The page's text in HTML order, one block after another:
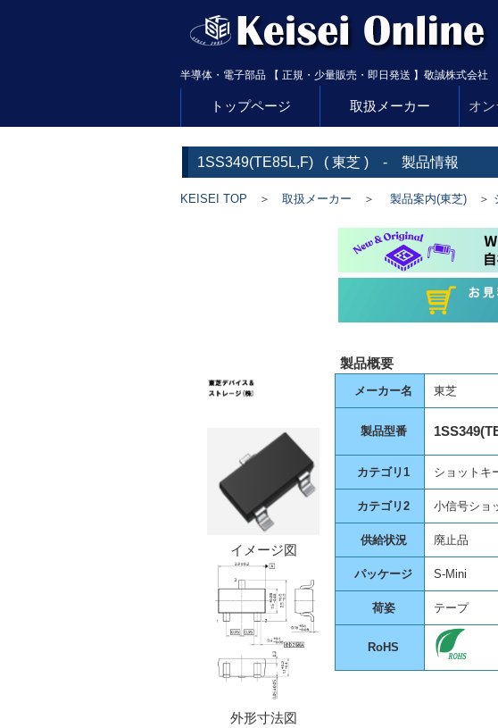
半導体・電子部品 【 正規・少量販売・即日発送 】敬誠株式会社
トップページ 取扱メーカー オ
1SS349(TE85L,F) ( 東芝 ) - 製品情報
KEISEI TOP ＞ 取扱メーカー ＞ 製品案内(東芝) ＞
イメージ図
外形寸法図
製品概要
メーカー名 東芝
製品型番
カテゴリ1 ショットキ
カテゴリ2 小信号ショ
供給状況 廃止品
パッケージ S-Mini
荷姿 テープ
RoHS